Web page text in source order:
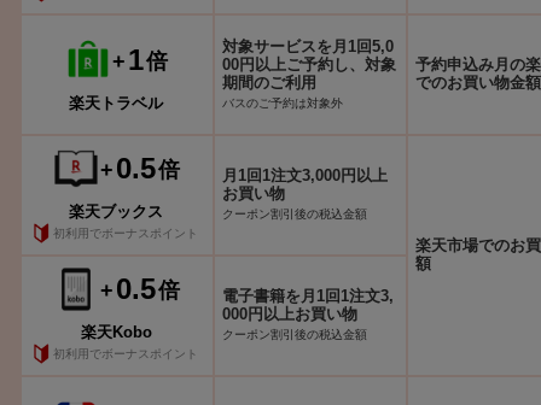
+ 1倍
楽天トラベル
+ 0.5倍
楽天ブックス
初利用でボーナスポイント
+ 0.5倍
楽天Kobo
初利用でボーナスポイント
対象サービスを月1回5,0
00円以上ご予約し、対象
期間のご利用
バスのご予約は対象外
月1回1注文3,000円以上
お買い物
クーポン割引後の税込金額
電子書籍を月1回1注文3,
000円以上お買い物
クーポン割引後の税込金額
予約申込み月の
でのお買い物金額
楽天市場でのお
額